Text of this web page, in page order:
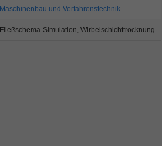
Maschinenbau und Verfahrenstechnik
Fließschema-Simulation, Wirbelschichttrocknung